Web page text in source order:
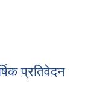
प्रतिवेदन